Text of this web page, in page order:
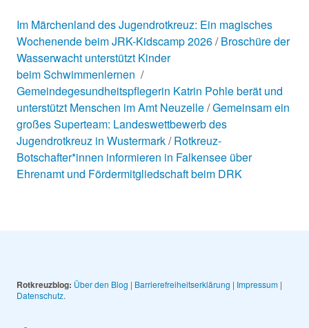
Im Märchenland des Jugendrotkreuz: Ein magisches
Wochenende beim JRK-Kidscamp 2026 Broschüre der
Wasserwacht unterstützt Kinder
beim Schwimmenlernen
Gemeindegesundheitspflegerin Katrin Pohle berät und
unterstützt Menschen im Amt Neuzelle Gemeinsam ein
großes Superteam: Landeswettbewerb des
Jugendrotkreuz in Wustermark Rotkreuz-
Botschafter*innen informieren in Falkensee über
Ehrenamt und Fördermitgliedschaft beim DRK
Rotkreuzblog: Über den Blog | Barrierefreiheitserklärung | Impressum|
Datenschutz